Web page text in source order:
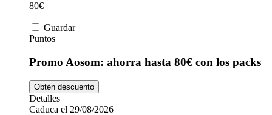
80€
Guardar
Puntos
Promo Aosom: ahorra hasta 80€ con los packs
Obtén descuento
Detalles
Caduca el 29/08/2026